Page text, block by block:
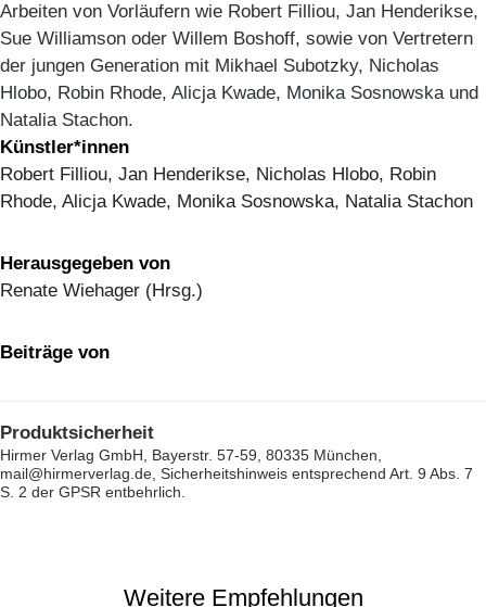
Arbeiten von Vorläufern wie Robert Filliou, Jan Henderikse,
Sue Williamson oder Willem Boshoff, sowie von Vertretern
der jungen Generation mit Mikhael Subotzky, Nicholas
Hlobo, Robin Rhode, Alicja Kwade, Monika Sosnowska und
Natalia Stachon.
Künstler*innen
Robert Filliou, Jan Henderikse, Nicholas Hlobo, Robin
Rhode, Alicja Kwade, Monika Sosnowska, Natalia Stachon
Herausgegeben von
Renate Wiehager (Hrsg.)
Beiträge von
Produktsicherheit
Hirmer Verlag GmbH, Bayerstr. 57-59, 80335 München,
mail@hirmerverlag.de, Sicherheitshinweis entsprechend Art. 9 Abs. 7
S. 2 der GPSR entbehrlich.
Weitere Empfehlungen